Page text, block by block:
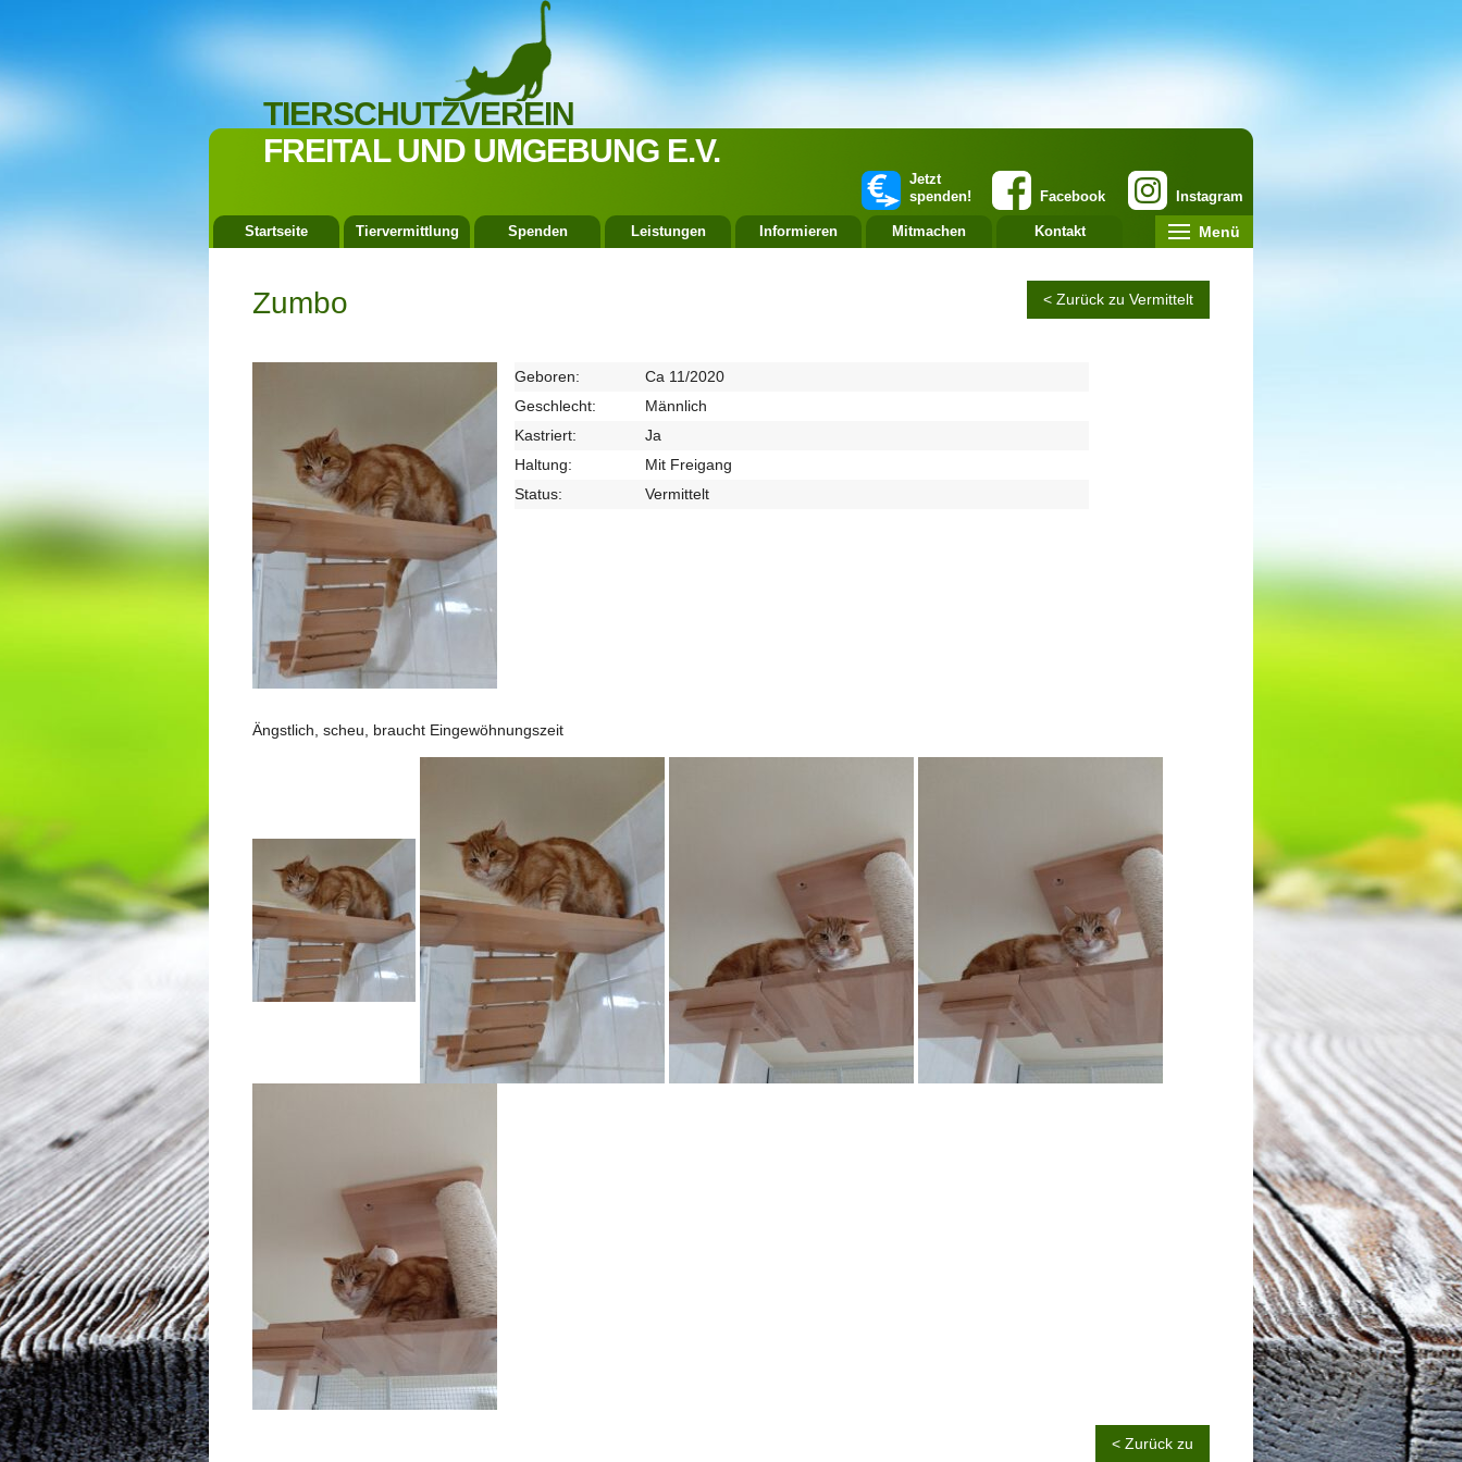
TIERSCHUTZVEREIN
FREITAL UND UMGEBUNG E.V.
Instagram
Facebook
Jetzt
spenden!
Startseite Tiervermittlung Spenden Leistungen Informieren Mitmachen Kontakt Menü
Zumbo < Zurück zu Vermittelt
Geboren:
Ca 11/2020
Geschlecht:
Männlich
Kastriert:
Ja
Haltung:
Mit Freigang
Status:
Vermittelt
Ängstlich, scheu, braucht Eingewöhnungszeit
< Zurück zu